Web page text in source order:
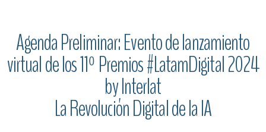
Agenda Preliminar: Evento de lanzamiento
virtual de los 11º Premios #LatamDigital 2024
by Interlat
La Revolución Digital de la IA